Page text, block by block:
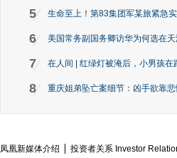
5 生命至上！第83集团军某旅紧急
6 美国常务副国务卿访华为何选在
7 在人间 | 红绿灯被淹后，小男孩在
8 重庆姐弟坠亡案细节：凶手欲靠
凤凰新媒体介绍 投资者关系 Investor